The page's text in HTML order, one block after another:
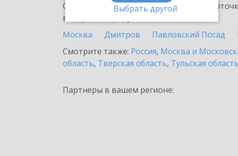
Выбрать другой
Ознакомьтесь с информационными
внедрение продукта.
Москва
Дмитров Павловский Посад
Смотрите также: Россия, Москва и
область, Тверская область, Тульская область
Партнеры в вашем регионе: